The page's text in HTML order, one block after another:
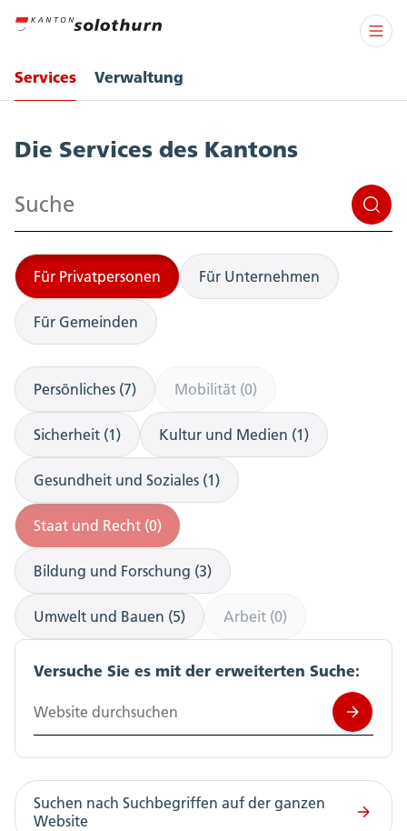
Services Verwaltung
Die Services des Kantons
Suchen
Für Privatpersonen Für Unternehmen
Für Gemeinden
Persönliches (7) Mobilität (0)
Sicherheit (1) Kultur und Medien (1)
Gesundheit und Soziales (1)
Staat und Recht (0)
Bildung und Forschung (3)
Umwelt und Bauen (5) Arbeit (0)
Versuche Sie es mit der erweiterten Suche:
Website durchsuchen
Suchen nach Suchbegriffen auf der ganzen
Website